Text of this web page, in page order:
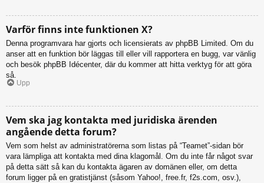
Varför finns inte funktionen X?
Denna programvara har gjorts och licensierats av phpBB Limited. Om du
anser att en funktion bör läggas till eller vill rapportera en bugg, var vänlig
och besök phpBB Idécenter, där du kommer att hitta verktyg för att göra
så.
Upp
Vem ska jag kontakta med juridiska ärenden
angående detta forum?
Vem som helst av administratörerna som listas på “Teamet”-sidan bör
vara lämpliga att kontakta med dina klagomål. Om du inte får något svar
på detta sätt så kan du kontakta ägaren av domänen eller, om detta
forum ligger på en gratistjänst (såsom Yahoo!, free.fr, f2s.com, osv.),